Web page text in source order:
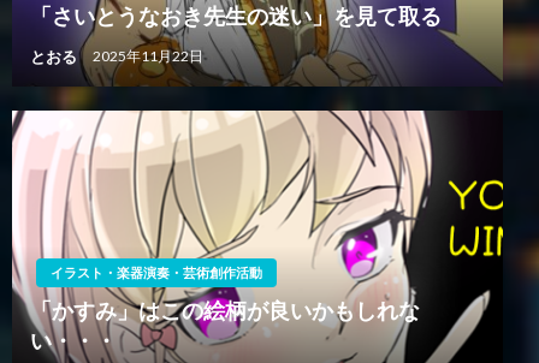
「さいとうなおき先生の迷い」を見て取る
とおる 2025年11月22日
イラスト・楽器演奏・芸術創作活動
「かすみ」はこの絵柄が良いかもしれな
い・・・